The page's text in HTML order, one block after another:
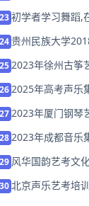
23初学者学习舞蹈,
24贵州民族大学
252023年徐州古筝
262025年高考声乐
272023年厦门钢琴
282023年成都音乐
29 风华国韵艺考文
30北京声乐艺考培